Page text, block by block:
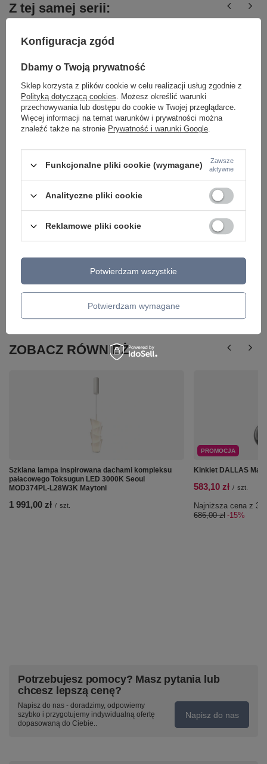
Z tej samej serii:
Biały kinkiet z dodatkowym podświetleniem LED
Okrągły czarny
ZOBACZ RÓWNIEŻ
Szklana lampa inspirowana dachami kompleksu
pałacowego Toksugun LED 3000K Seoul
MOD374PL-L28W3K Maytoni
1 991,00 zł / szt.
PROMOCJA
Kinkiet DALLAS
583,10 zł / szt.
Najniższa cena z
686,00 zł -15%
Potrzebujesz pomocy? Masz pytania lub
chcesz lepszą cenę?
Napisz do nas - doradzimy, odpowiemy
szybko i przygotujemy indywidualną ofertę
dopasowaną do Ciebie..
Napisz do nas
Konfiguracja zgód
Dbamy o Twoją prywatność
Sklep korzysta z plików cookie w celu realizacji usług zgodnie z
Polityką dotyczącą cookies. Możesz określić warunki
przechowywania lub dostępu do cookie w Twojej przeglądarce.
Więcej informacji na temat warunków i prywatności można
znaleźć także na stronie Prywatność i warunki Google.
Funkcjonalne pliki cookie (wymagane)
Zawsze
aktywne
Analityczne pliki cookie
Reklamowe pliki cookie
Potwierdzam wymagane
Potwierdzam wszystkie